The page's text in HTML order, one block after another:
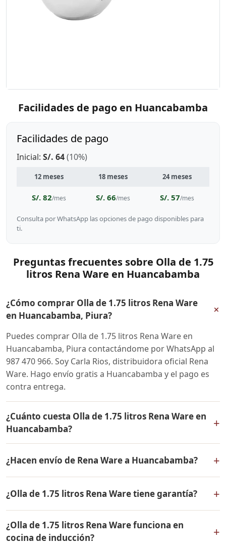
Facilidades de pago en Huancabamba
Facilidades de pago
Inicial: S/. 64(10%)
12 meses 18 meses 24 meses
S/. 82/mes S/. 66/mes S/. 57/mes
Consulta por WhatsApp las opciones de pago disponibles para
ti.
Preguntas frecuentes sobre Olla de 1.75
litros Rena Ware en Huancabamba
¿Cómo comprar Olla de 1.75 litros Rena Ware
en Huancabamba, Piura?
+
Puedes comprar Olla de 1.75 litros Rena Ware en
Huancabamba, Piura contactándome por WhatsApp al
987 470 966. Soy Carla Rios, distribuidora oficial Rena
Ware. Hago envío gratis a Huancabamba y el pago es
contra entrega.
¿Cuánto cuesta Olla de 1.75 litros Rena Ware en
Huancabamba?
+
en todo el Perú. Contáctame por WhatsApp para
conocer el precio actual, promociones disponibles y
facilidades de pago en cuotas desde el 10% de inicial.
¿Hacen envío de Rena Ware a Huancabamba? +
Ware a Huancabamba, Piura y a todo el Perú. El pago es
contra entrega.
¿Olla de 1.75 litros Rena Ware tiene garantía? +
vida contra defectos de fabricación. Todos los
productos Rena Ware están fabricados en acero
¿Olla de 1.75 litros Rena Ware funciona en
cocina de inducción?
+